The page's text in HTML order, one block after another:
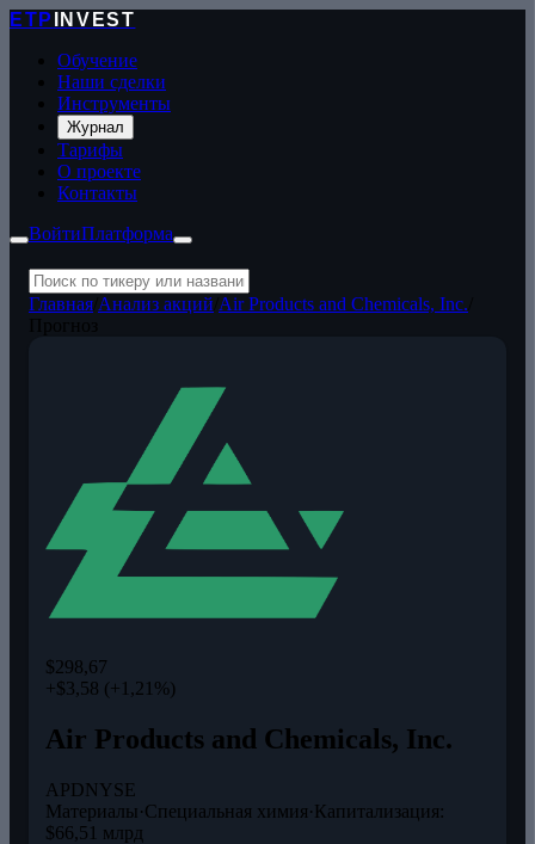
ETP
INVEST
Обучение
Наши сделки
Инструменты
Журнал
Тарифы
О проекте
Контакты
ВойтиПлатформа
Главная Анализ акций Air Products and Chemicals, Inc.
$298,67
+$3,58 (+1,21%)
Air Products and Chemicals, Inc.
APDNYSE
Материалы·Специальная химия·Капитализация:
$66,51 млрд